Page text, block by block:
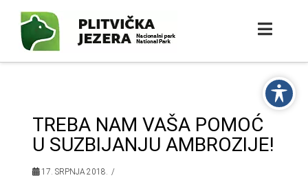
TREBA NAM VAŠA POMOĆ
U SUZBIJANJU AMBROZIJE!
17. SRPNJA 2018.